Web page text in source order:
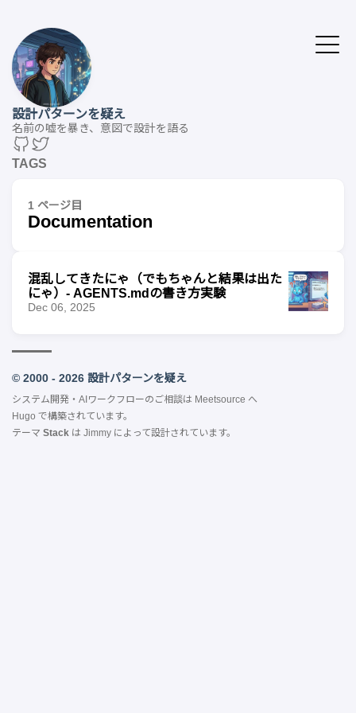
設計パターンを疑え
名前の嘘を暴き、意図で設計を語る
TAGS
1 ページ目
Documentation
混乱してきたにゃ（でもちゃんと結果は出た
にゃ）- AGENTS.mdの書き方実験
Dec 06, 2025
© 2000 - 2026 設計パターンを疑え
システム開発・AIワークフローのご相談は Meetsource へ
Hugo で構築されています。
テーマ Stack は Jimmy によって設計されています。